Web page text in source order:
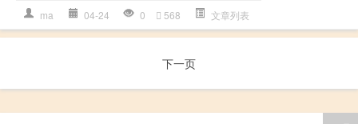
ma 04-24 0 568 文章列表
下一页